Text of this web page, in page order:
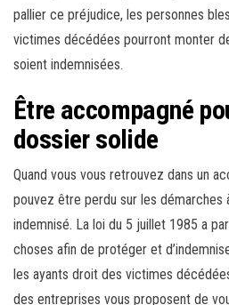
pallier ce préjudice, les personnes
victimes décédées pourront monter
soient indemnisées.
Être accompagné
dossier solide
Quand vous vous retrouvez dans un
pouvez être perdu sur les démarches
indemnisé. La loi du 5 juillet 1985 a
choses afin de protéger et
les ayants droit des victimes
des entreprises vous proposent de